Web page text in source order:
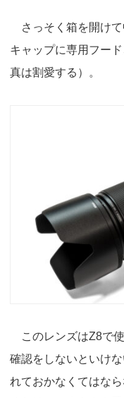
さっそく箱を開けて
キャップに専用フー
真は割愛する）。
このレンズはZ8で
確認をしないといけ
れておかなくてはな